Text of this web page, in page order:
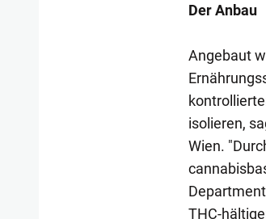
Der Anbau
Angebaut
isolieren,
Wien.
THC-